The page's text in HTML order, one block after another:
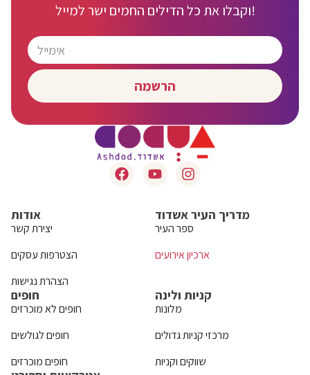
וקבלו את כל הדילים החמים ישר למייל!
הרשמה
אודות
יצירת קשר
הצטרפות עסקים
הצהרת נגישות
מדריך העיר אשדוד
ספר העיר
ארכיון אירועים
חופים
חופים לא מוכרזים
חופים לגולשים
חופים מוכרזים
קניות ולינה
מלונות
מרכזי קניות גדולים
שווקים וקניות